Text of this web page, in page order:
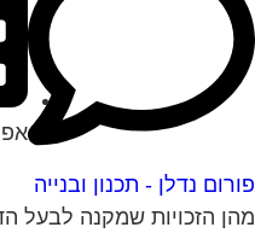
נדלן - תכנון ובנייה
אפריל
הזכויות שמקנה לבעל